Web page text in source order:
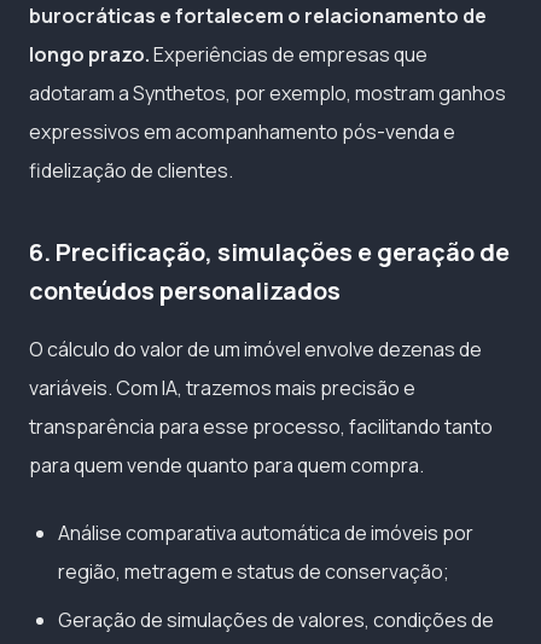
burocráticas e fortalecem o relacionamento de
longo prazo.Experiências de empresas que
adotaram a Synthetos, por exemplo, mostram ganhos
expressivos em acompanhamento pós-venda e
fidelização de clientes.
6. Precificação, simulações e geração de
conteúdos personalizados
O cálculo do valor de um imóvel envolve dezenas de
variáveis. Com IA, trazemos mais precisão e
transparência para esse processo, facilitando tanto
para quem vende quanto para quem compra.
Análise comparativa automática de imóveis por
região, metragem e status de conservação;
Geração de simulações de valores, condições de